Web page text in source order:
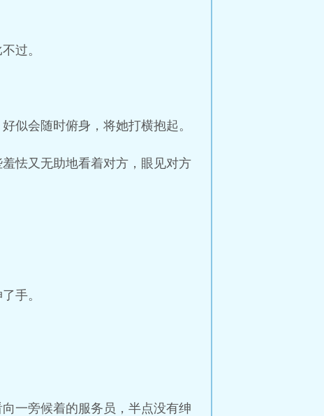
过。
似会随时俯身，将她打横抱起。
怯又无助地看着对方，眼见对方
手。
一旁候着的服务员，半点没有绅